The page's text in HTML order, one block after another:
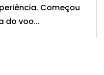
Começou
do voo...